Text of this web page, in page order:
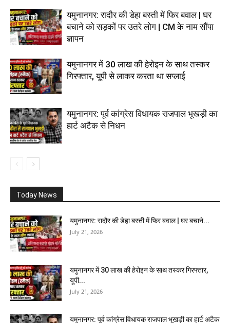
यमुनानगर: रादौर की डेहा बस्ती में फिर बवाल | घर
बचाने को सड़कों पर उतरे लोग | CM के नाम सौंपा
ज्ञापन
यमुनानगर में 30 लाख की हेरोइन के साथ तस्कर
गिरफ्तार, यूपी से लाकर करता था सप्लाई
यमुनानगर: पूर्व कांग्रेस विधायक राजपाल भूखड़ी का
हार्ट अटैक से निधन
Today News
यमुनानगर: रादौर की डेहा बस्ती में फिर बवाल | घर बचाने...
July 21, 2026
यमुनानगर में 30 लाख की हेरोइन के साथ तस्कर गिरफ्तार,
यूपी...
July 21, 2026
यमुनानगर: पूर्व कांग्रेस विधायक राजपाल भूखड़ी का हार्ट अटैक